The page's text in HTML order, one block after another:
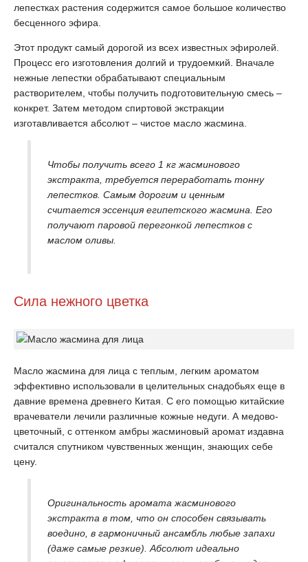
лепестках растения содержится самое большое количество
бесценного эфира.
Этот продукт самый дорогой из всех известных эфиролей.
Процесс его изготовления долгий и трудоемкий. Вначале
нежные лепестки обрабатывают специальным
растворителем, чтобы получить подготовительную смесь –
конкрет. Затем методом спиртовой экстракции
изготавливается абсолют – чистое масло жасмина.
Чтобы получить всего 1 кг жасминового
экстракта, требуется переработать тонну
лепестков. Самым дорогим и ценным
считается эссенция египетского жасмина. Его
получают паровой перегонкой лепестков с
маслом оливы.
Сила нежного цветка
Масло жасмина для лица с теплым, легким ароматом
эффективно использовали в целительных снадобьях еще в
давние времена древнего Китая. С его помощью китайские
врачеватели лечили различные кожные недуги. А медово-
цветочный, с оттенком амбры жасминовый аромат издавна
считался спутником чувственных женщин, знающих себе
цену.
Оригинальность аромата жасминового
экстракта в том, что он способен связывать
воедино, в гармоничный ансамбль любые запахи
(даже самые резкие). Абсолют идеально